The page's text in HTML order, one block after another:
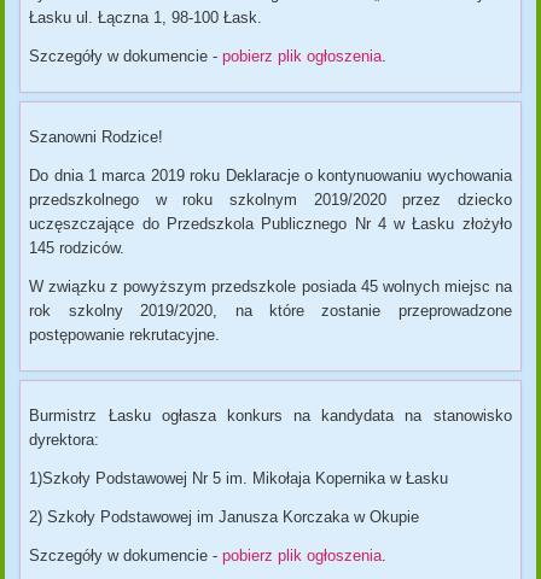
Łasku ul. Łączna 1, 98-100 Łask.
Szczegóły w dokumencie -pobierz plik ogłoszenia.
Szanowni Rodzice!
Do dnia 1 marca 2019 roku Deklaracje o kontynuowaniu wychowania
przedszkolnego w roku szkolnym 2019/2020 przez dziecko
uczęszczające do Przedszkola Publicznego Nr 4 w Łasku złożyło
145 rodziców.
W związku z powyższym przedszkole posiada 45 wolnych miejsc na
rok szkolny 2019/2020, na które zostanie przeprowadzone
postępowanie rekrutacyjne.
Burmistrz Łasku ogłasza konkurs na kandydata na stanowisko
dyrektora:
1)Szkoły Podstawowej Nr 5 im. Mikołaja Kopernika w Łasku
2) Szkoły Podstawowej im Janusza Korczaka w Okupie
Szczegóły w dokumencie -pobierz plik ogłoszenia.